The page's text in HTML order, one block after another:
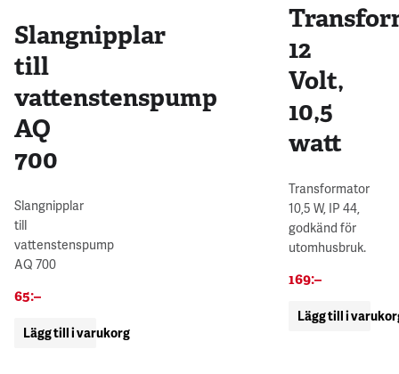
Slangnipplar
till
vattenstenspump
AQ
700
Slangnipplar
till
vattenstenspump
AQ 700
65:–
Lägg till i varukorg
12
Volt,
10,5
watt
Transformator
10,5 W, IP 44,
godkänd för
utomhusbruk.
169:–
Lägg till i